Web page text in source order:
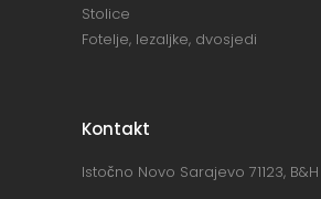
Stolice
Fotelje, lezaljke, dvosjedi
Kontakt
Istočno Novo Sarajevo 71123, B&H